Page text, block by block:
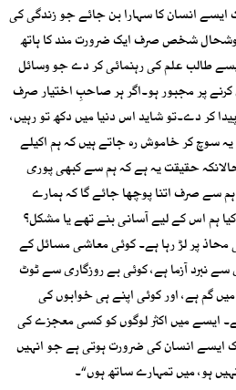
انسان کا سہارا بن جائے جو زندگی کی
شخص صرف ایک ضرورت مند کا ہاتھ
طالب علم کی رہنمائی کر دے جو وسائل
پر مجبور ہو۔اگر ہر صاحبِ اختیار صرف
کر دے۔تو شاید اس دنیا میں دکھ تو رہیں،
یہ سوچ کر خاموش رہ جاتے ہیں کہ ہم اکیلے
حقیقت یہ ہے کہ ہم سے کبھی پوری
ہم سے صرف اتنا پوچھا جائے گا کہ ہمارے
ہم اس کے لیے آسانی بنے تھے یا مشکل؟
پر لڑ رہا ہے۔ کوئی معاشی مسائل کے
سے نبرد آزما ہے، کوئی بے روزگاری سے ٹوٹ
گم ہے، اور کوئی اپنے ہی خوابوں کی
ایسے میں اکثر لوگوں کو کسی معجزے کی
ایسے انسان کی ضرورت ہوتی ہے جو انہیں
ہو، میں تمہارے ساتھ ہوں“۔